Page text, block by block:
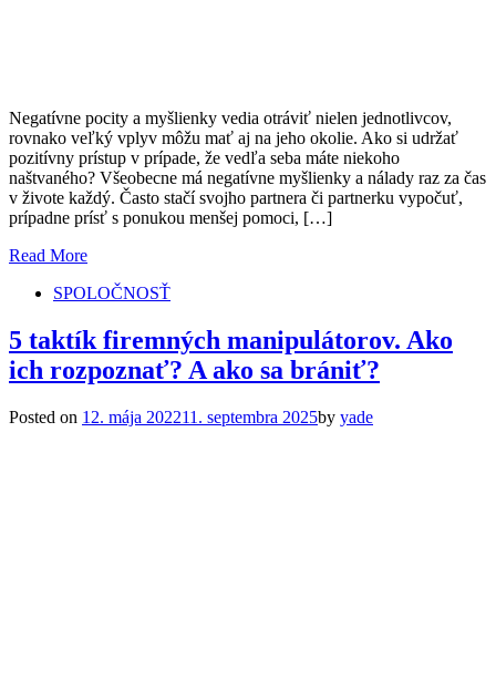
Negatívne pocity a myšlienky vedia otráviť nielen jednotlivcov,
rovnako veľký vplyv môžu mať aj na jeho okolie. Ako si udržať
pozitívny prístup v prípade, že vedľa seba máte niekoho
naštvaného? Všeobecne má negatívne myšlienky a nálady raz za čas
v živote každý. Často stačí svojho partnera či partnerku vypočuť,
prípadne prísť s ponukou menšej pomoci, […]
Read More
SPOLOČNOSŤ
5 taktík firemných manipulátorov. Ako
ich rozpoznať? A ako sa brániť?
Posted on 12. mája 202211. septembra 2025by yade